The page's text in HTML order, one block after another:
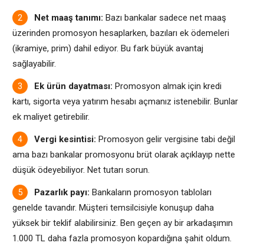
Net maaş tanımı: Bazı bankalar sadece net maaş
üzerinden promosyon hesaplarken, bazıları ek ödemeleri
(ikramiye, prim) dahil ediyor. Bu fark büyük avantaj
sağlayabilir.
Ek ürün dayatması: Promosyon almak için kredi
kartı, sigorta veya yatırım hesabı açmanız istenebilir. Bunlar
ek maliyet getirebilir.
Vergi kesintisi: Promosyon gelir vergisine tabi değil
ama bazı bankalar promosyonu brüt olarak açıklayıp nette
düşük ödeyebiliyor. Net tutarı sorun.
Pazarlık payı: Bankaların promosyon tabloları
genelde tavandır. Müşteri temsilcisiyle konuşup daha
yüksek bir teklif alabilirsiniz. Ben geçen ay bir arkadaşımın
1.000 TL daha fazla promosyon kopardığına şahit oldum.